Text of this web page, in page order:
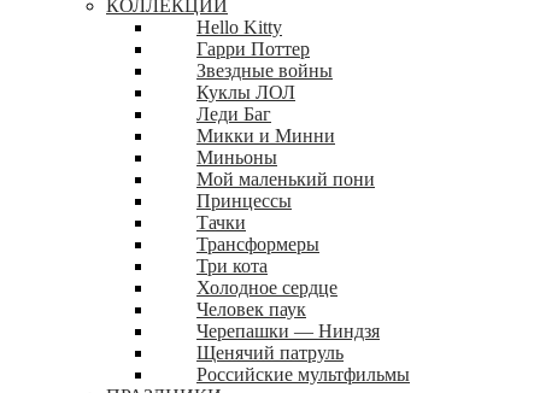
КОЛЛЕКЦИИ
Hello Kitty
Гарри Поттер
Звездные войны
Куклы ЛОЛ
Леди Баг
Микки и Минни
Миньоны
Мой маленький пони
Принцессы
Тачки
Трансформеры
Три кота
Холодное сердце
Человек паук
Черепашки — Ниндзя
Щенячий патруль
Российские мультфильмы